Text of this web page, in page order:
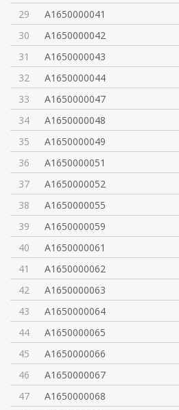
29
A1650000041
30
A1650000042
31
A1650000043
32
A1650000044
33
A1650000047
34
A1650000048
35
A1650000049
36
A1650000051
37
A1650000052
38
A1650000055
39
A1650000059
40
A1650000061
41
A1650000062
42
A1650000063
43
A1650000064
44
A1650000065
45
A1650000066
46
A1650000067
47
A1650000068